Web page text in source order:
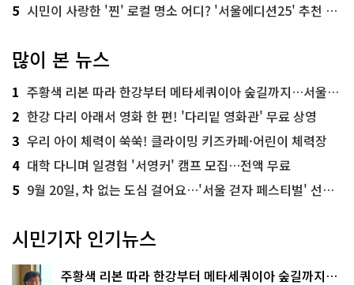
5 시민이 사랑한 '찐' 로컬 명소 어디? '서울에디션25' 추천 코스
많이 본 뉴스
1 주황색 리본 따라 한강부터 메타세쿼이아 숲길까지…서울둘레길 15코스
2 한강 다리 아래서 영화 한 편! '다리밑 영화관' 무료 상영
3 우리 아이 체력이 쑥쑥! 클라이밍 키즈카페·어린이 체력장
4 대학 다니며 일경험 '서영커' 캠프 모집…전액 무료
5 9월 20일, 차 없는 도심 걸어요…'서울 걷자 페스티벌' 선착순 5천명
시민기자 인기뉴스
주황색 리본 따라 한강부터 메타세쿼이아 숲길까지…